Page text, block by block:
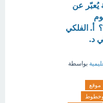
يُعبّر عن
الفلكي
د.
بواسطة
موقع